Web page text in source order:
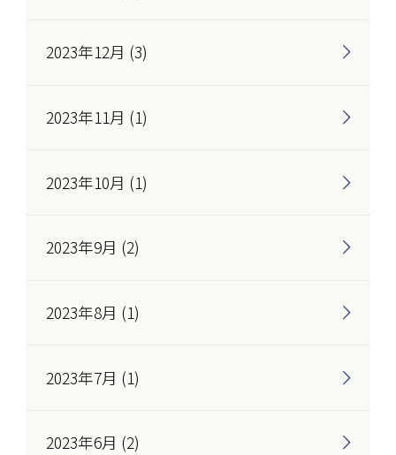
2023年12月 (3)
2023年11月 (1)
2023年10月 (1)
2023年9月 (2)
2023年8月 (1)
2023年7月 (1)
2023年6月 (2)